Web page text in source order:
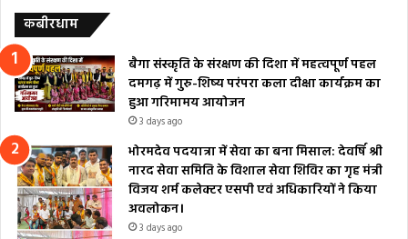
कबीरधाम
बैगा संस्कृति के संरक्षण की दिशा में महत्वपूर्ण पहल
दमगढ़ में गुरु-शिष्य परंपरा कला दीक्षा कार्यक्रम का
हुआ गरिमामय आयोजन
3 days ago
भोरमदेव पदयात्रा में सेवा का बना मिसाल: देवर्षि श्री
नारद सेवा समिति के विशाल सेवा शिविर का गृह मंत्री
विजय शर्म कलेक्टर एसपी एवं अधिकारियों ने किया
अवलोकन।
3 days ago